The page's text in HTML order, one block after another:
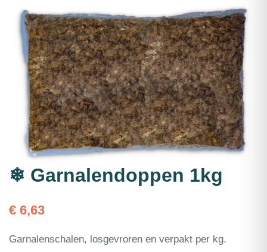
❄ Garnalendoppen 1kg
€ 6,63
Garnalenschalen, losgevroren en verpakt per kg.